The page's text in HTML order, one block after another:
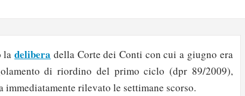
ladelibera della Corte dei Conti con cui a giugno era
di riordino del primo ciclo (dpr 89/2009),
immediatamente rilevato le settimane scorso.